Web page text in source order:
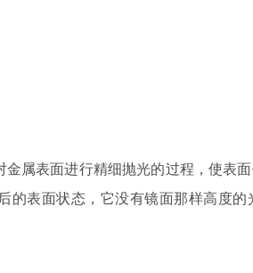
属表面进行精细抛光的过程，使表
的表面状态，它没有镜面那样高度